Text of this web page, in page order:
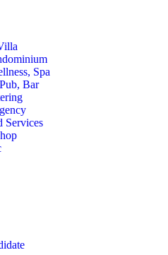
Spa
Bar
Services